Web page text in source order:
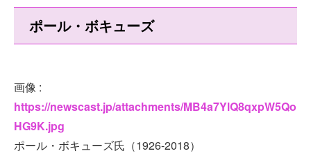
ポール・ボキューズ
画像 :
https://newscast.jp/attachments/MB4a7YlQ8qxpW5Qo
HG9K.jpg
ポール・ボキューズ氏（1926-2018）